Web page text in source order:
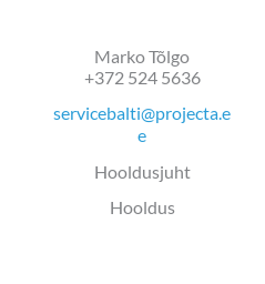
Marko Tõlgo
+372 524 5636
servicebalti@projecta.e
e
Hooldusjuht
Hooldus